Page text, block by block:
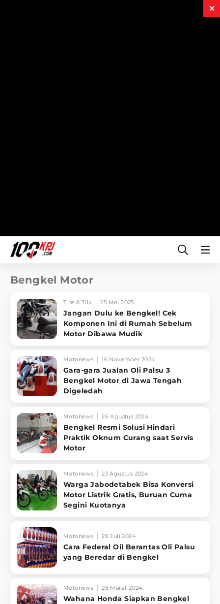
Bengkel Motor
Tips & Trik 25 Mei 2025
Jangan Dulu ke Bengkel! Cek
Komponen Ini di Rumah Sebelum
Motor Dibawa Mudik
Motonews 16 November 2024
Gara-gara Jualan Oli Palsu 3
Bengkel Motor di Jawa Tengah
Digeledah
Motonews 26 Agustus 2024
Bengkel Resmi Solusi Hindari
Praktik Oknum Curang saat Servis
Motor
Motonews 23 Agustus 2024
Warga Jabodetabek Bisa Konversi
Motor Listrik Gratis, Buruan Cuma
Segini Kuotanya
Motonews 29 Juli 2024
Cara Federal Oil Berantas Oli Palsu
yang Beredar di Bengkel
Motonews 28 Maret 2024
Wahana Honda Siapkan Bengkel